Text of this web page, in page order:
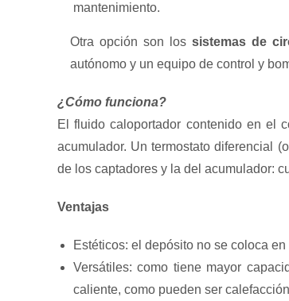
mantenimiento.
Otra opción son los sistemas de
autónomo y un equipo de control y
¿Cómo funciona?
El fluido caloportador contenido en el
acumulador. Un termostato diferencial
de los captadores y la del acumulador:
Ventajas
Estéticos: el depósito no se coloca
Versátiles: como tiene mayor
caliente, como pueden ser